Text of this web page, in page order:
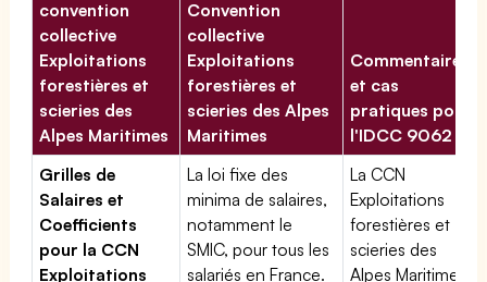
convention
collective
Exploitations
forestières et
scieries des
Alpes Maritimes
Convention
collective
Exploitations
forestières et
scieries des Alpes
Maritimes
Commentaires
et cas
pratiques pour
l'IDCC 9062
Grilles de
Salaires et
Coefficients
pour la CCN
Exploitations
La loi fixe des
minima de salaires,
notamment le
SMIC, pour tous les
salariés en France.
La CCN
Exploitations
forestières et
scieries des
Alpes Maritimes